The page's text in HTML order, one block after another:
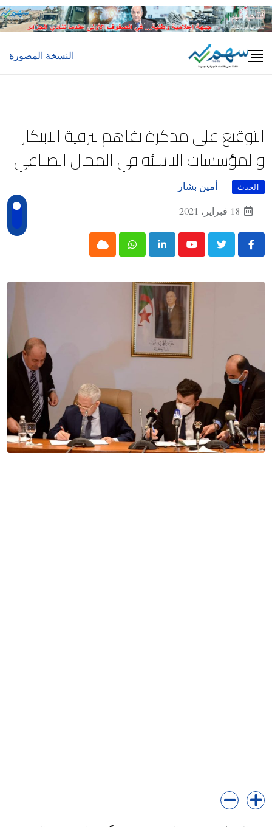
Skip
to
النسخة المصورة
التوقيع على مذكرة تفاهم لترقية الابتكار
والمؤسسات الناشئة في المجال الصناعي
الحدث
أمين بشار
18 فبراير، 2021
Youtube
LinkedIn
Whatsapp
Cloud